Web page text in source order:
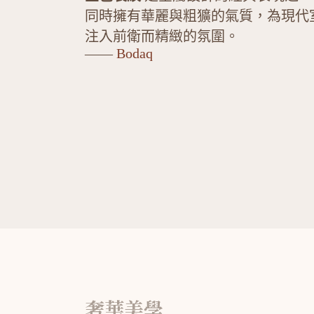
同時擁有華麗與粗獷的氣質，為現代
注入前衛而精緻的氛圍。
——Bodaq